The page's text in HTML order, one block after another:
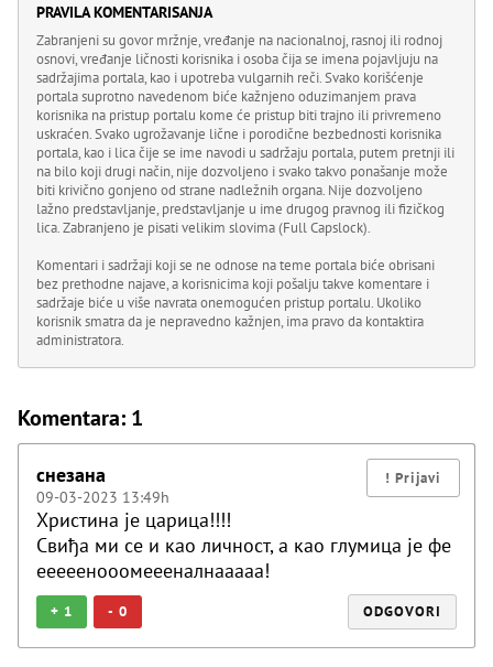
PRAVILA KOMENTARISANJA
Zabranjeni su govor mržnje, vređanje na nacionalnoj, rasnoj ili rodnoj
osnovi, vređanje ličnosti korisnika i osoba čija se imena pojavljuju na
sadržajima portala, kao i upotreba vulgarnih reči. Svako korišćenje
portala suprotno navedenom biće kažnjeno oduzimanjem prava
korisnika na pristup portalu kome će pristup biti trajno ili privremeno
uskraćen. Svako ugrožavanje lične i porodične bezbednosti korisnika
portala, kao i lica čije se ime navodi u sadržaju portala, putem pretnji ili
na bilo koji drugi način, nije dozvoljeno i svako takvo ponašanje može
biti krivično gonjeno od strane nadležnih organa. Nije dozvoljeno
lažno predstavljanje, predstavljanje u ime drugog pravnog ili fizičkog
lica. Zabranjeno je pisati velikim slovima (Full Capslock).
Komentari i sadržaji koji se ne odnose na teme portala biće obrisani
bez prethodne najave, a korisnicima koji pošalju takve komentare i
sadržaje biće u više navrata onemogućen pristup portalu. Ukoliko
korisnik smatra da je nepravedno kažnjen, ima pravo da kontaktira
administratora.
Komentara: 1
снезана
09-03-2023 13:49h
Христина је царица!!!!
Свиђа ми се и као личност, а као глумица је фе
ееееенооомеееналнааааа!
+ 1 - 0 ODGOVORI